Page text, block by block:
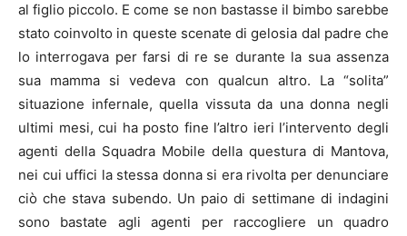
al figlio piccolo. E come se non bastasse il bimbo sarebbe
stato coinvolto in queste scenate di gelosia dal padre che
lo interrogava per farsi di re se durante la sua assenza
sua mamma si vedeva con qualcun altro. La “solita”
situazione infernale, quella vissuta da una donna negli
ultimi mesi, cui ha posto fine l’altro ieri l’intervento degli
agenti della Squadra Mobile della questura di Mantova,
nei cui uffici la stessa donna si era rivolta per denunciare
ciò che stava subendo. Un paio di settimane di indagini
sono bastate agli agenti per raccogliere un quadro